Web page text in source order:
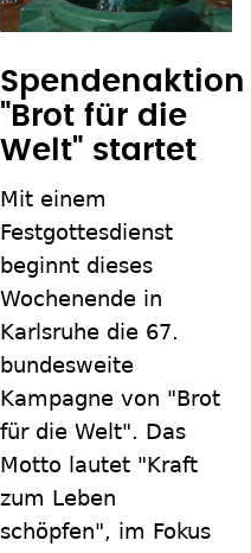
Spendenaktion
"Brot für die
Welt" startet
Mit einem
Festgottesdienst
beginnt dieses
Wochenende in
Karlsruhe die 67.
bundesweite
Kampagne von "Brot
für die Welt". Das
Motto lautet "Kraft
zum Leben
schöpfen", im Fokus